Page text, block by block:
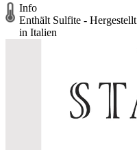
Info
Enthält Sulfite - Hergestellt
in Italien